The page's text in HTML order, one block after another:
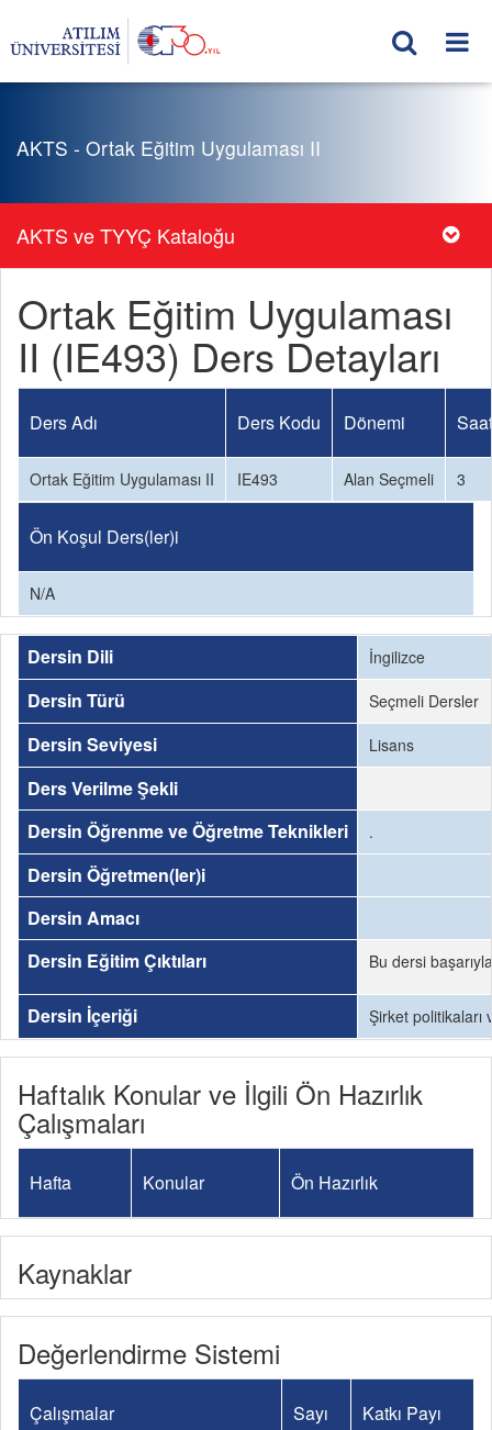
AKTS - Ortak Eğitim Uygulaması II
AKTS ve TYYÇ Kataloğu
Ortak Eğitim Uygulaması
II (IE493) Ders Detayları
Ders Adı Ders Kodu Dönemi
Ortak Eğitim Uygulaması II IE493 Alan Seçmeli 3
Ön Koşul Ders(ler)i
N/A
Dersin Dili İngilizce
Dersin Türü Seçmeli Dersler
Dersin Seviyesi Lisans
Ders Verilme Şekli
Dersin Öğrenme ve Öğretme Teknikleri
.
Dersin Öğretmen(ler)i
Dersin Amacı
Dersin Eğitim Çıktıları
Bu dersi
Dersin İçeriği Şirket politikaları
Haftalık Konular ve İlgili Ön Hazırlık
Çalışmaları
Hafta Konular Ön Hazırlık
Kaynaklar
Değerlendirme Sistemi
Çalışmalar Sayı Katkı Payı